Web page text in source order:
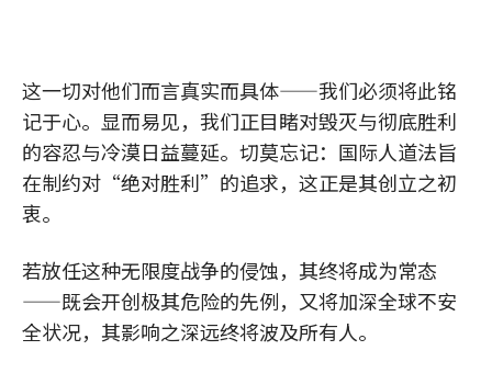
这一切对他们而言真实而具体——我们必须将此铭
记于心。显而易见，我们正目睹对毁灭与彻底胜利
的容忍与冷漠日益蔓延。切莫忘记：国际人道法旨
在制约对“绝对胜利”的追求，这正是其创立之初
衷。
若放任这种无限度战争的侵蚀，其终将成为常态
——既会开创极其危险的先例，又将加深全球不安
全状况，其影响之深远终将波及所有人。